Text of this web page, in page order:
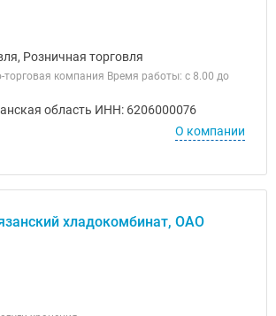
Розничная торговля
торговая компания Время работы: с 8.00 до
область ИНН: 6206000076
О компании
хладокомбинат, ОАО